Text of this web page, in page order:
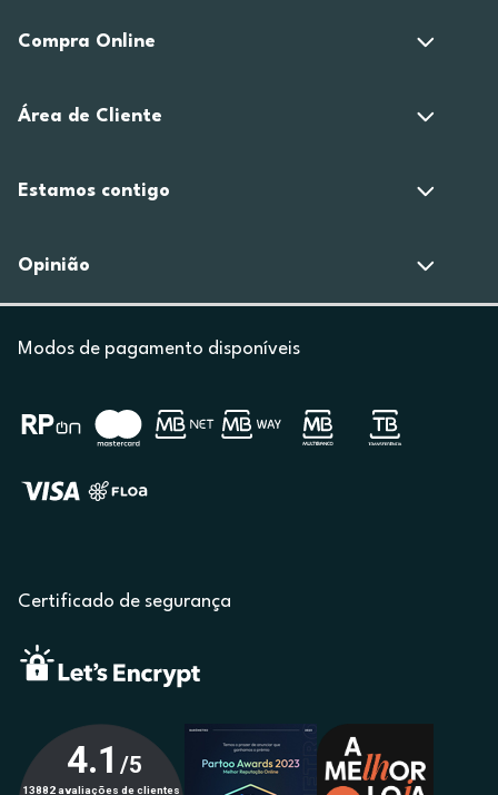
Compra Online
Área de Cliente
Estamos contigo
Opinião
Modos de pagamento disponíveis
Certificado de segurança